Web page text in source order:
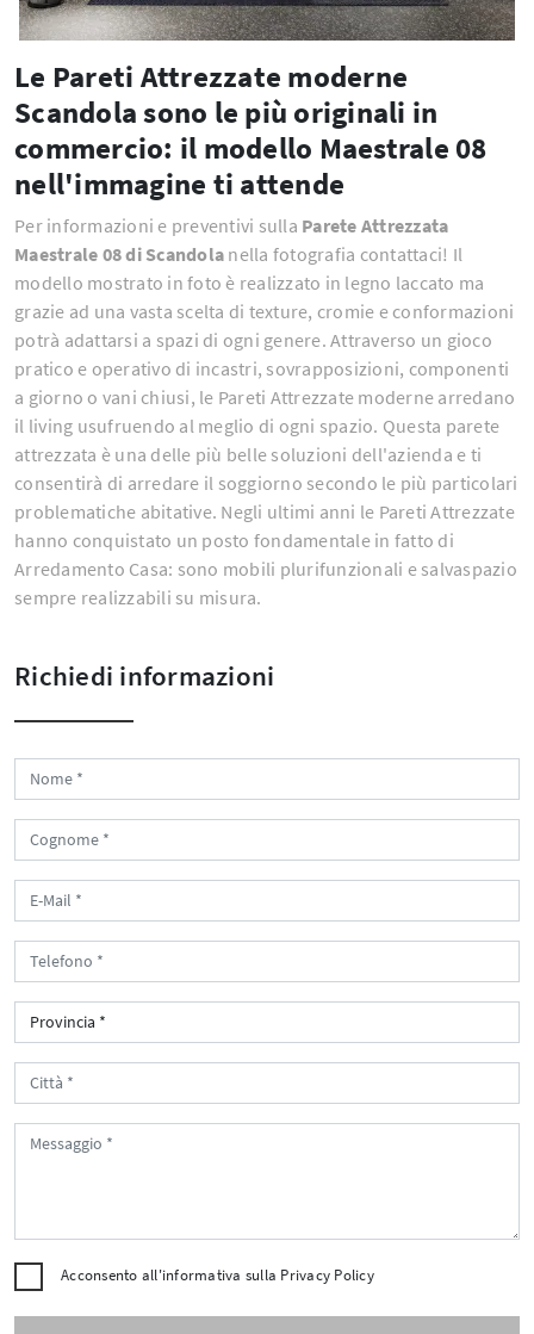
Le Pareti Attrezzate moderne
Scandola sono le più originali in
commercio: il modello Maestrale 08
nell'immagine ti attende
Per informazioni e preventivi sulla Parete Attrezzata
Maestrale 08 di Scandola nella fotografia contattaci! Il
modello mostrato in foto è realizzato in legno laccato ma
grazie ad una vasta scelta di texture, cromie e conformazioni
potrà adattarsi a spazi di ogni genere. Attraverso un gioco
pratico e operativo di incastri, sovrapposizioni, componenti
a giorno o vani chiusi, le Pareti Attrezzate moderne arredano
il living usufruendo al meglio di ogni spazio. Questa parete
attrezzata è una delle più belle soluzioni dell'azienda e ti
consentirà di arredare il soggiorno secondo le più particolari
problematiche abitative. Negli ultimi anni le Pareti Attrezzate
hanno conquistato un posto fondamentale in fatto di
Arredamento Casa: sono mobili plurifunzionali e salvaspazio
sempre realizzabili su misura.
Richiedi informazioni
Acconsento all'informativa sulla Privacy Policy